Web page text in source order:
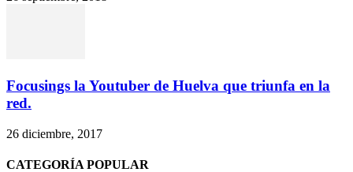
Focusings la Youtuber de Huelva que triunfa en la
red.
26 diciembre, 2017
CATEGORÍA POPULAR